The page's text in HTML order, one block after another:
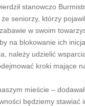
stanowczo
seniorzy, którzy
w swoim
na blokowanie ich
należy udzielić
kroki mające
mieście –
będziemy stawiać